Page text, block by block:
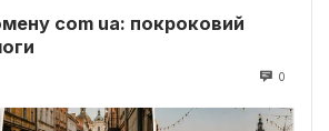
com ua: покроковий
0